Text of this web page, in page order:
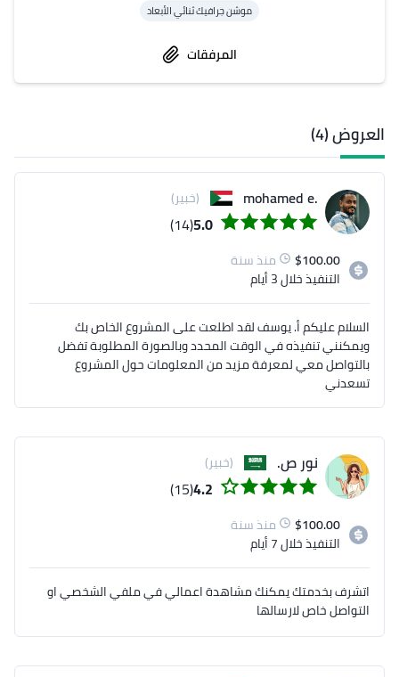
موشن جرافيك ثنائي الأبعاد
المرفقات
العروض (4)
.mohamed e (خبير)
5.0
(14)
$100.00
منذ سنة
التنفيذخلال 3 أيام
السلام عليكم أ. يوسف لقد اطلعت على المشروع الخاص بك
ويمكنني تنفيذه في الوقت المحدد وبالصورة المطلوبة تفضل
بالتواصل معي لمعرفة مزيد من المعلومات حول المشروع
تسعدني
نور ص. (خبير)
4.2
(15)
$100.00
منذ سنة
التنفيذخلال 7 أيام
اتشرف بخدمتك يمكنك مشاهدة اعمالي في ملفي الشخصي او
التواصل خاص لارسالها